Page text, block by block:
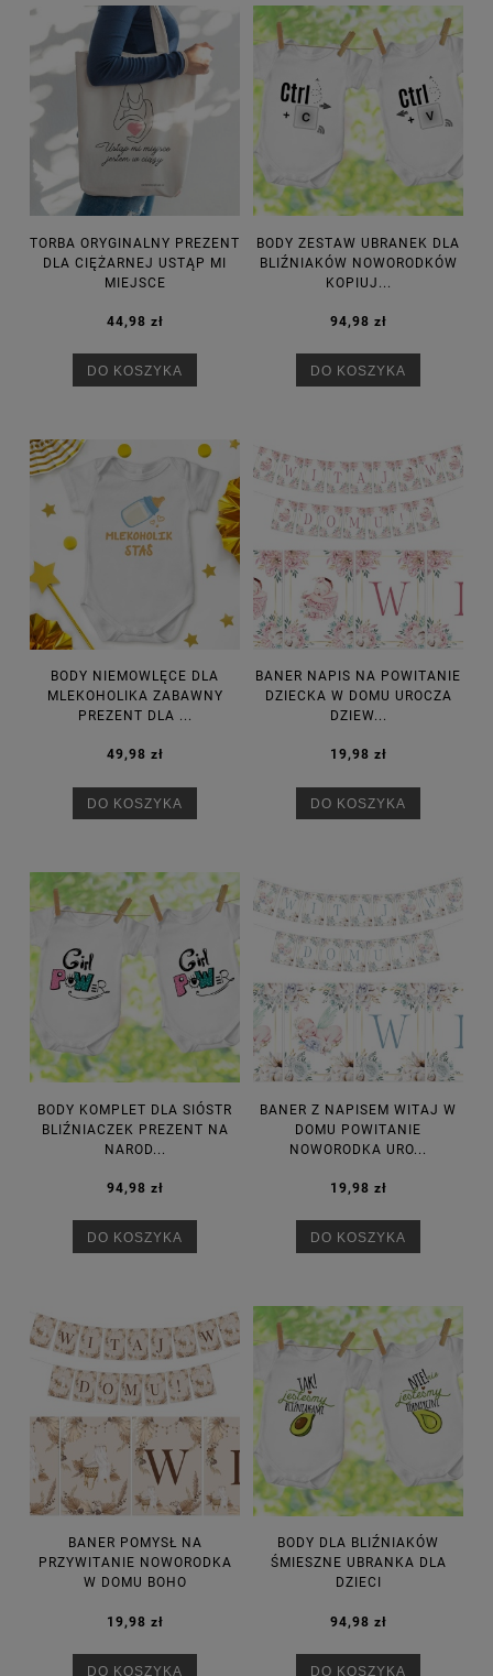
TORBA ORYGINALNY PREZENT
DLA CIĘŻARNEJ USTĄP MI
MIEJSCE
44,98 zł
DO KOSZYKA
BODY ZESTAW UBRANEK DLA
BLIŹNIAKÓW NOWORODKÓW
KOPIUJ...
94,98 zł
DO KOSZYKA
BODY NIEMOWLĘCE DLA
MLEKOHOLIKA ZABAWNY
PREZENT DLA ...
49,98 zł
DO KOSZYKA
BANER NAPIS NA POWITANIE
DZIECKA W DOMU UROCZA
DZIEW...
19,98 zł
DO KOSZYKA
BODY KOMPLET DLA SIÓSTR
BLIŹNIACZEK PREZENT NA
NAROD...
94,98 zł
DO KOSZYKA
BANER Z NAPISEM WITAJ W
DOMU POWITANIE
NOWORODKA URO...
19,98 zł
DO KOSZYKA
BANER POMYSŁ NA
PRZYWITANIE NOWORODKA
W DOMU BOHO
19,98 zł
DO KOSZYKA
BODY DLA BLIŹNIAKÓW
ŚMIESZNE UBRANKA DLA
DZIECI
94,98 zł
DO KOSZYKA